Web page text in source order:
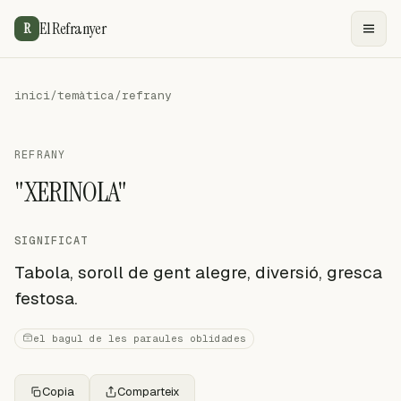
R El Refranyer
inici/temàtica/refrany
REFRANY
"XERINOLA"
SIGNIFICAT
Tabola, soroll de gent alegre, diversió, gresca
festosa.
el bagul de les paraules oblidades
Copia Comparteix